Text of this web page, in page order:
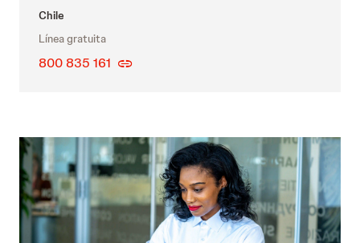
Chile
Línea gratuita
800 835 161